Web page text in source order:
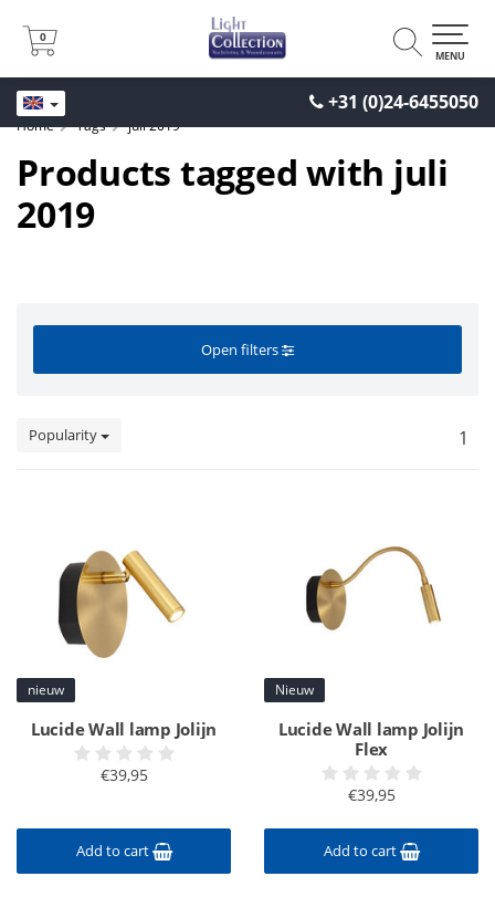
+31 (0)24-6455050
0
0
MENU
Home Tags juli 2019
Products tagged with juli
2019
Open filters
Popularity 1
nieuw
Lucide Wall lamp Jolijn
€39,95
Add to cart
Nieuw
Lucide Wall lamp Jolijn
Flex
€39,95
Add to cart